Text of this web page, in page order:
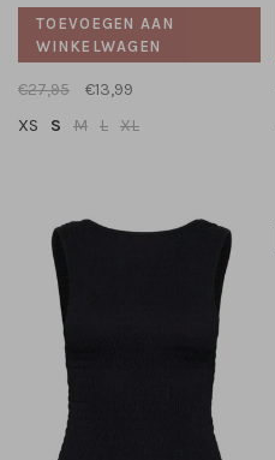
TOEVOEGEN AAN
WINKELWAGEN
€27,95
€13,99
XS
S M L XL